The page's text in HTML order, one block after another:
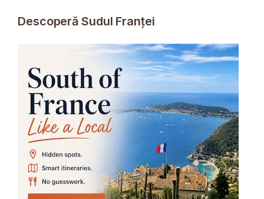
Descoperă Sudul Franței